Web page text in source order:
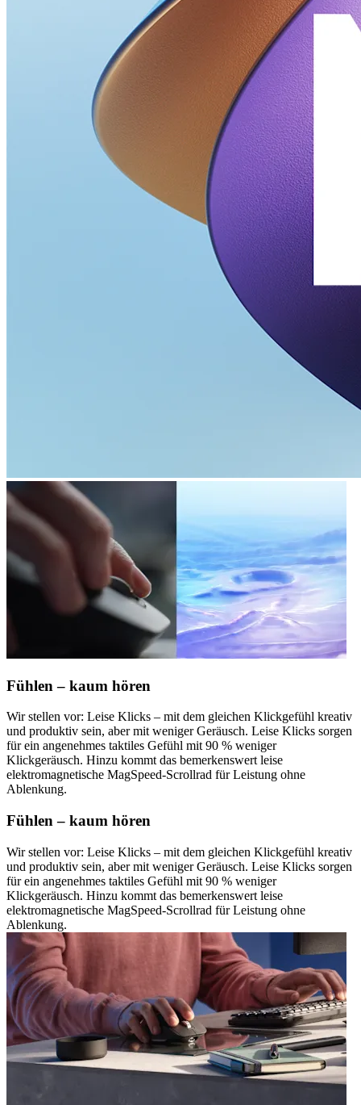
Fühlen – kaum hören
Wir stellen vor: Leise Klicks – mit dem gleichen Klickgefühl kreativ
und produktiv sein, aber mit weniger Geräusch. Leise Klicks sorgen
für ein angenehmes taktiles Gefühl mit 90 % weniger
Klickgeräusch. Hinzu kommt das bemerkenswert leise
elektromagnetische MagSpeed-Scrollrad für Leistung ohne
Ablenkung.
Fühlen – kaum hören
Wir stellen vor: Leise Klicks – mit dem gleichen Klickgefühl kreativ
und produktiv sein, aber mit weniger Geräusch. Leise Klicks sorgen
für ein angenehmes taktiles Gefühl mit 90 % weniger
Klickgeräusch. Hinzu kommt das bemerkenswert leise
elektromagnetische MagSpeed-Scrollrad für Leistung ohne
Ablenkung.